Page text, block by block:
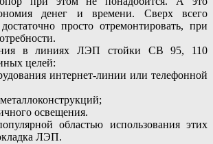
денег и времени. Сверх всего
просто отремонтировать, при
в линиях ЛЭП стойки СВ 95, 110
целей:
интернет-линии или телефонной
освещения.
областью использования этих
ЛЭП.